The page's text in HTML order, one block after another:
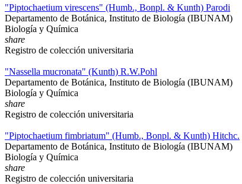
"Piptochaetium virescens" (Humb., Bonpl. & Kunth) Parodi
Departamento de Botánica, Instituto de Biología (IBUNAM)
Biología y Química
share
Registro de colección universitaria
"Nassella mucronata" (Kunth) R.W.Pohl
Departamento de Botánica, Instituto de Biología (IBUNAM)
Biología y Química
share
Registro de colección universitaria
"Piptochaetium fimbriatum" (Humb., Bonpl. & Kunth) Hitchc.
Departamento de Botánica, Instituto de Biología (IBUNAM)
Biología y Química
share
Registro de colección universitaria